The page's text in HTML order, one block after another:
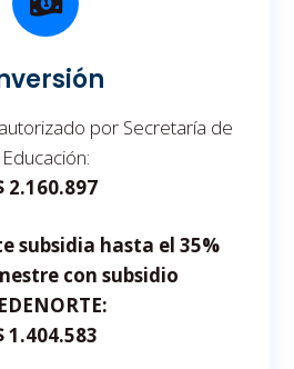
por Secretaría de
Educación:
2.160.897
subsidia hasta el 35%
con subsidio
1.404.583